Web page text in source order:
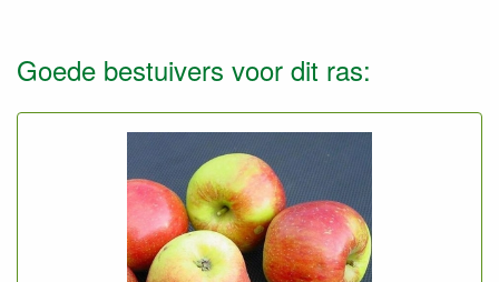
Goede bestuivers voor dit ras: